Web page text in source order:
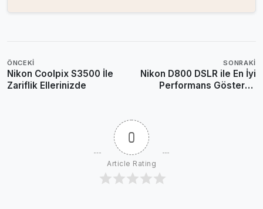
ÖNCEKI
Nikon Coolpix S3500 İle
Zariflik Ellerinizde
SONRAKI
Nikon D800 DSLR ile En İyi
Performans Gösteren
0
Article Rating